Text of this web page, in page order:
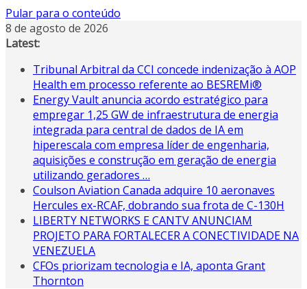
Pular para o conteúdo
8 de agosto de 2026
Latest:
Tribunal Arbitral da CCI concede indenização à AOP
Health em processo referente ao BESREMi®
Energy Vault anuncia acordo estratégico para
empregar 1,25 GW de infraestrutura de energia
integrada para central de dados de IA em
hiperescala com empresa líder de engenharia,
aquisições e construção em geração de energia
utilizando geradores …
Coulson Aviation Canada adquire 10 aeronaves
Hercules ex-RCAF, dobrando sua frota de C-130H
LIBERTY NETWORKS E CANTV ANUNCIAM
PROJETO PARA FORTALECER A CONECTIVIDADE NA
VENEZUELA
CFOs priorizam tecnologia e IA, aponta Grant
Thornton